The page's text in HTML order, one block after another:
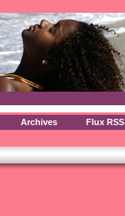
Archives Flux RSS